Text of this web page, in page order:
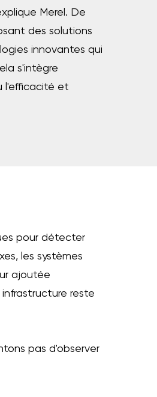
Merel. De
des solutions
innovantes qui
s'intègre
l'efficacité et
pour détecter
les systèmes
ajoutée
reste
pas d'observer